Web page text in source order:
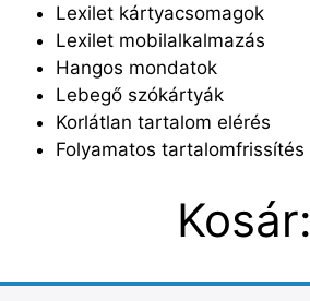
Lexilet kártyacsomagok
Lexilet mobilalkalmazás
Hangos mondatok
Lebegő szókártyák
Korlátlan tartalom elérés
Folyamatos tartalomfrissítés
Kosár: